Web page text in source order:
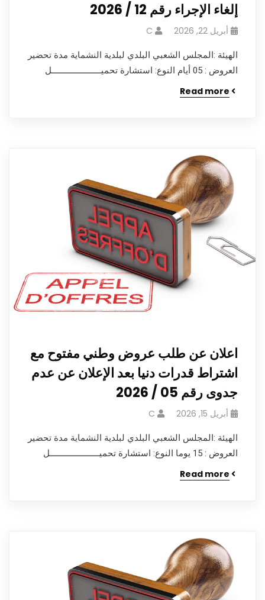
إلغاء الإجراء رقم 12 / 2026
أبريل 22, 2026 C
الهيئة :المجلس الشعبي البلدي لبلدية النشماية مدة تحضير
العروض : 05 أيام النوع: استشارة تحميـــــــــــــــــــــل
Read more
اعلان عن طلب عروض وطني مفتوح مع
اشتراط قدرات دنيا بعد الإعلان عن عدم
جدوى رقم 05 / 2026
أبريل 15, 2026 C
الهيئة :المجلس الشعبي البلدي لبلدية النشماية مدة تحضير
العروض : 15 يوما النوع: استشارة تحميـــــــــــــــــــــل
Read more